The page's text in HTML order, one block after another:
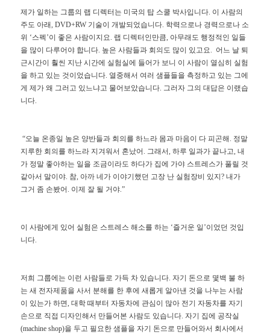
제가 일하는 그룹의 랩 디렉터는 미국의 탑 스쿨 박사입니다 이 사람의
주도 아래 , DVD+RW 기술이 개발되었습니다 학력으로나 경력으로나 소
위 ‘스펙’이 좋은 사람이지요 랩 디렉터인만큼 아무래도 행정적인 일들
을 많이 다루어야 합니다 높은 사람들과 회의도 많이 있고요 어느 날 퇴
근시간이 훨씬 지난 시간에 실험실에 들어가 보니 이 사람이 열심히 실험
을 하고 있는 것이었습니다 열중해서 여러 샘플들을 측정하고 있는 그에
게 제가 왜 그러고 있느냐고 물어보았습니다 그러자 그의 대답은 이랬습
니다
“오늘 온종일 높은 양반들과 회의를 하느라 몸과 마음이 다 피곤해 정말
지루한 회의를 하느라 지겨워서 혼났어 그래서 ,하루 일과가 끝나고 ,내
가 정말 좋아하는 일을 조금이라도 하다가 집에 가야 스트레스가 풀릴 것
같아서 말이야 참 아까 네가 이야기했던 고장 난 실험장비 있지?내가
그거 좀 손봤어 이제 잘 될 거야 .”
이 사람에게 있어 실험은 스트레스 해소를 하는 ‘즐거운 일’이었던 것입
니다
저희 그룹에는 이런 사람들로 가득 차 있습니다. 자기 돈으로 몇백 불 하
는 새 전자제품을 사서 분해를 한 후에 새롭게 알아낸 것을 나누는 사람
이
있는가 하면,대학 때부터 자동차에 관심이 많아 전기 자동차를 자기
손으로 직접 디자인해서 만들어본 사람도 있습니다. 자기 집에 공작실
(machine shop)을 두고 필요한 샘플을 자기 돈으로 만들어와서 회사에서